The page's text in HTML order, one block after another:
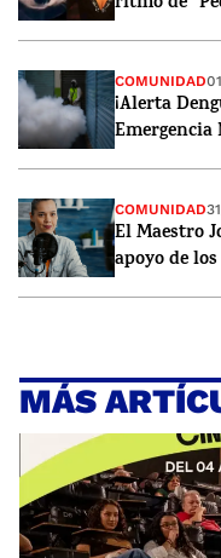
COMUNIDAD
¡Alerta
Emergencia
COMUNIDAD
El Maestro
apoyo de
MÁS